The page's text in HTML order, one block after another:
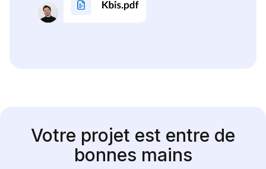
Votre projet est entre de
bonnes mains